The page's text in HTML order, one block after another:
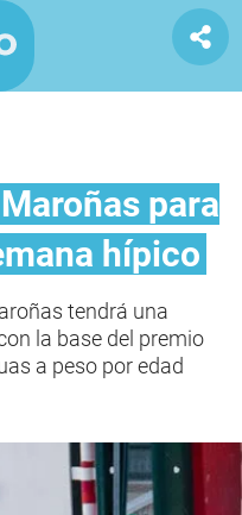
para
hípico
tendrá una
la base del premio
a peso por edad